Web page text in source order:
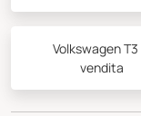
Volkswagen T3
vendita